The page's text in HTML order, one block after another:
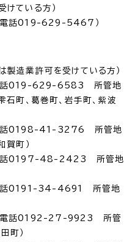
けている方）
電話019-629-5467）
製造業許可を受けている方）
話019-629-6583 所管地
石町、葛巻町、岩手町、紫波
話0198-41-3276 所管地
賀町）
話0197-48-2423 所管地
話0191-34-4691 所管地
電話0192-27-9923 所管
町）